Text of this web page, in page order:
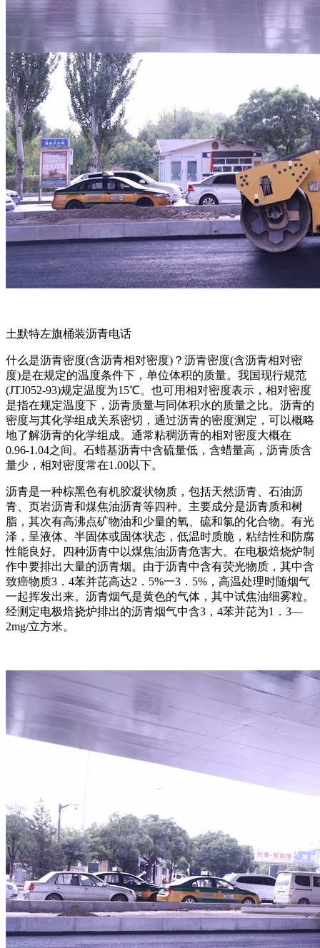
土默特左旗桶装沥青电话
什么是沥青密度(含沥青相对密度)？沥青密度(含沥青相对密
度)是在规定的温度条件下，单位体积的质量。我国现行规范
(JTJ052-93)规定温度为15℃。也可用相对密度表示，相对密度
是指在规定温度下，沥青质量与同体积水的质量之比。沥青的
密度与其化学组成关系密切，通过沥青的密度测定，可以概略
地了解沥青的化学组成。通常粘稠沥青的相对密度大概在
0.96-1.04之间。石蜡基沥青中含硫量低，含蜡量高，沥青质含
量少，相对密度常在1.00以下。
沥青是一种棕黑色有机胶凝状物质，包括天然沥青、石油沥
青、页岩沥青和煤焦油沥青等四种。主要成分是沥青质和树
脂，其次有高沸点矿物油和少量的氧、硫和氯的化合物。有光
泽，呈液体、半固体或固体状态，低温时质脆，粘结性和防腐
性能良好。四种沥青中以煤焦油沥青危害大。在电极焙烧炉制
作中要排出大量的沥青烟。由于沥青中含有荧光物质，其中含
致癌物质3．4苯并芘高达2．5%一3．5%，高温处理时随烟气
一起挥发出来。沥青烟气是黄色的气体，其中试焦油细雾粒。
经测定电极焙挠炉排出的沥青烟气中含3，4苯并芘为1．3—
2mg/立方米。